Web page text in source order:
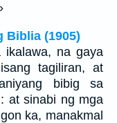
Biblia (1905)
ikalawa, na gaya
tagiliran, at
bibig sa
at sinabi ng mga
ka, manakmal